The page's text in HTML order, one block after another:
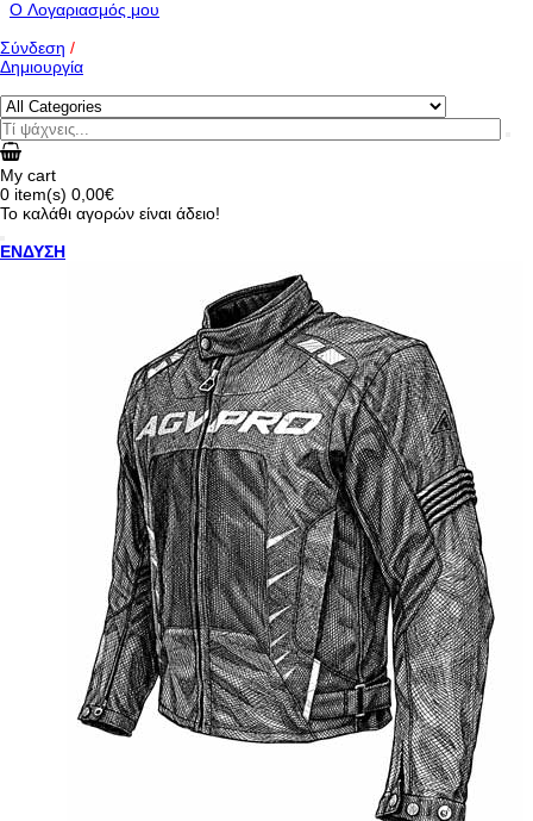
O Λογαριασμός μου
Σύνδεση /
Δημιουργία
My cart
0 item(s) 0,00€
Το καλάθι αγορών είναι άδειο!
ΕΝΔΥΣΗ